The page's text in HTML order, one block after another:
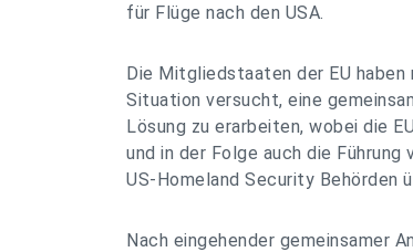
für Flüge nach den USA.
Die Mitgliedstaaten der EU
Situation versucht, eine
Lösung zu erarbeiten, wobei die
und in der Folge auch die Führung
US-Homeland Security Behörden
Nach eingehender gemeinsamer